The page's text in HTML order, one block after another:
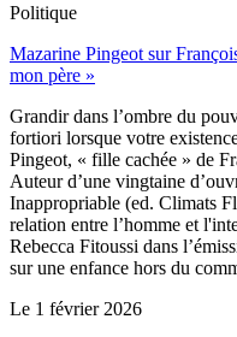
Politique
Mazarine Pingeot sur
mon père »
Grandir dans l’ombre du
fortiori lorsque votre
Pingeot, « fille cachée » de
Auteur d’une vingtaine
Inappropriable (ed. Climats
relation entre l’homme et
Rebecca Fitoussi dans
sur une enfance hors du
Le 1 février 2026